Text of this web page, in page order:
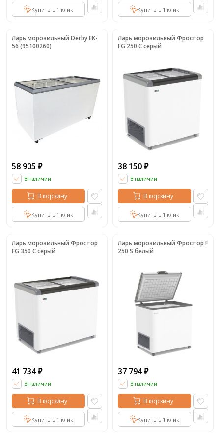
Купить в 1 клик Купить в 1 клик
Ларь морозильный Derby EK-
56 (95100260)
58 905 ₽
В наличии
В корзину
Купить в 1 клик
Ларь морозильный Фростор
FG 250 С серый
38 150 ₽
В наличии
В корзину
Купить в 1 клик
Ларь морозильный Фростор
FG 350 С серый
41 734 ₽
В наличии
В корзину
Купить в 1 клик
Ларь морозильный Фростор F
250 S белый
37 794 ₽
В наличии
В корзину
Купить в 1 клик